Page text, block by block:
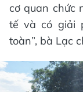
cơ quan chức
tế và có giải
toàn”, bà Lạc